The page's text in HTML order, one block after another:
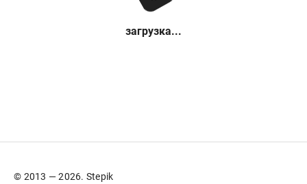
загрузка...
© 2013 — 2026. Stepik